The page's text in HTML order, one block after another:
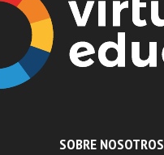
SOBRE NOSOTROS